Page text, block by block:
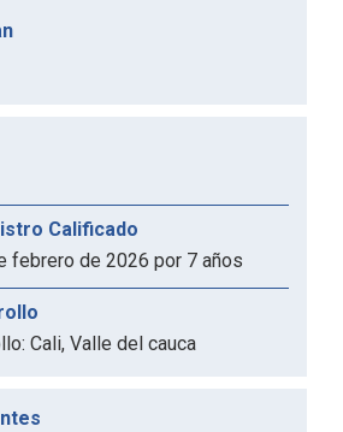
Calificado
febrero de 2026 por 7 años
Cali, Valle del cauca